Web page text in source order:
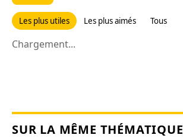
Les plus utiles Les plus aimés Tous
Chargement...
SUR LA MÊME THÉMATIQUE